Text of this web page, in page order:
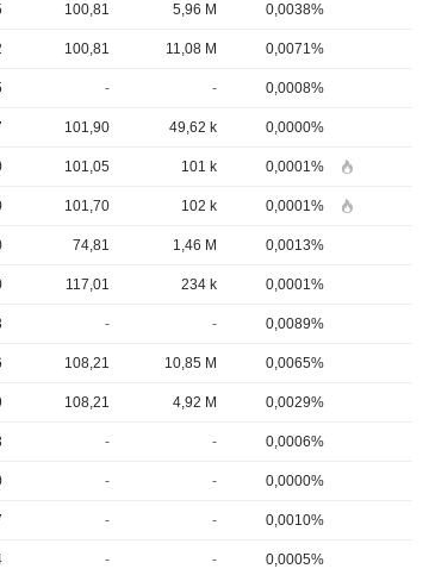
100,81 5,96 M 0,0038%
100,81 11,08 M 0,0071%
- - 0,0008%
101,90 49,62 k 0,0000%
101,05 101 k 0,0001%
101,70 102 k 0,0001%
74,81 1,46 M 0,0013%
117,01 234 k 0,0001%
- - 0,0089%
108,21 10,85 M 0,0065%
108,21 4,92 M 0,0029%
- - 0,0006%
- - 0,0000%
- - 0,0010%
- - 0,0005%